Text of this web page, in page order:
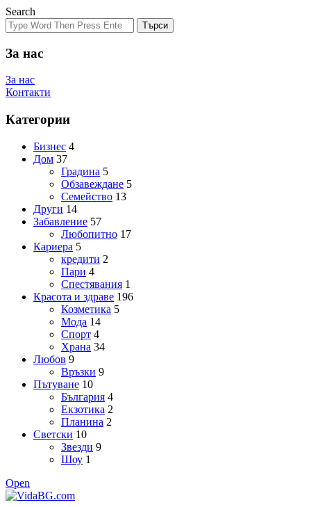
Search
Търси
За нас
За нас
Контакти
Категории
Бизнес 4
Дом 37
Градина 5
Обзавеждане 5
Семейство 13
Други 14
Забавление 57
Любопитно 17
Кариера 5
кредити 2
Пари 4
Спестявания 1
Красота и здраве 196
Козметика 5
Мода 14
Спорт 4
Храна 34
Любов 9
Връзки 9
Пътуване 10
България 4
Екзотика 2
Планина 2
Светски 10
Звезди 9
Шоу 1
Open